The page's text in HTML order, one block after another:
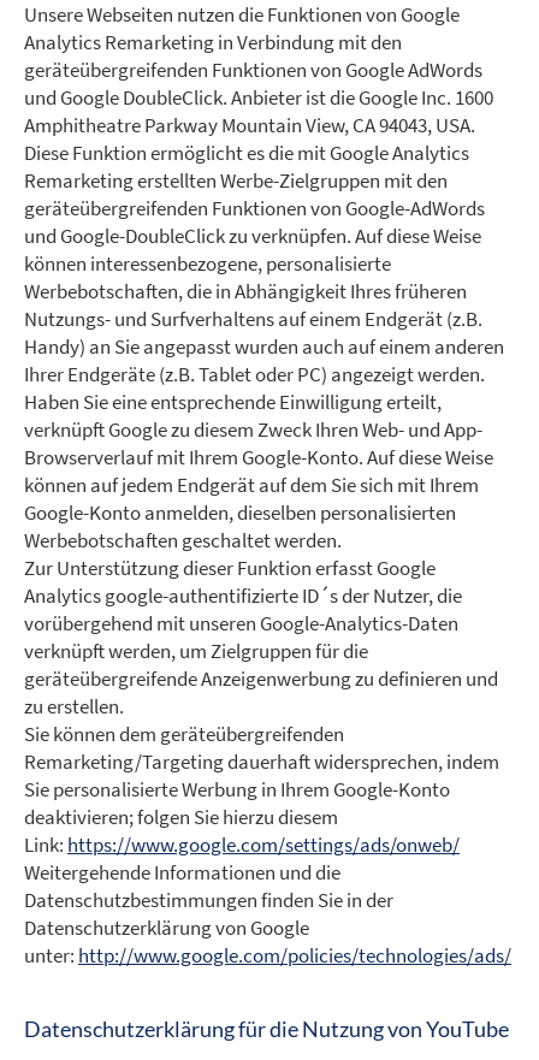
Unsere Webseiten nutzen die Funktionen von Google
Analytics Remarketing in Verbindung mit den
geräteübergreifenden Funktionen von Google AdWords
und Google DoubleClick. Anbieter ist die Google Inc. 1600
Amphitheatre Parkway Mountain View, CA 94043, USA.
Diese Funktion ermöglicht es die mit Google Analytics
Remarketing erstellten Werbe-Zielgruppen mit den
geräteübergreifenden Funktionen von Google-AdWords
und Google-DoubleClick zu verknüpfen. Auf diese Weise
können interessenbezogene, personalisierte
Werbebotschaften, die in Abhängigkeit Ihres früheren
Nutzungs- und Surfverhaltens auf einem Endgerät (z.B.
Handy) an Sie angepasst wurden auch auf einem anderen
Ihrer Endgeräte (z.B. Tablet oder PC) angezeigt werden.
Haben Sie eine entsprechende Einwilligung erteilt,
verknüpft Google zu diesem Zweck Ihren Web- und App-
Browserverlauf mit Ihrem Google-Konto. Auf diese Weise
können auf jedem Endgerät auf dem Sie sich mit Ihrem
Google-Konto anmelden, dieselben personalisierten
Werbebotschaften geschaltet werden.
Zur Unterstützung dieser Funktion erfasst Google
Analytics google-authentifizierte ID´s der Nutzer, die
vorübergehend mit unseren Google-Analytics-Daten
verknüpft werden, um Zielgruppen für die
geräteübergreifende Anzeigenwerbung zu definieren und
zu erstellen.
Sie können dem geräteübergreifenden
Remarketing/Targeting dauerhaft widersprechen, indem
Sie personalisierte Werbung in Ihrem Google-Konto
deaktivieren; folgen Sie hierzu diesem
Link: https://www.google.com/settings/ads/onweb/
Weitergehende Informationen und die
Datenschutzbestimmungen finden Sie in der
Datenschutzerklärung von Google
unter: http://www.google.com/policies/technologies/ads/
Datenschutzerklärung für die Nutzung von YouTube